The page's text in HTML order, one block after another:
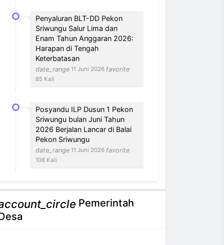
Penyaluran BLT-DD Pekon
Sriwungu Salur Lima dan
Enam Tahun Anggaran 2026:
Harapan di Tengah
Keterbatasan
date_range 11 Juni 2026 favorite
85 Kali
Posyandu ILP Dusun 1 Pekon
Sriwungu bulan Juni Tahun
2026 Berjalan Lancar di Balai
Pekon Sriwungu
date_range 11 Juni 2026 favorite
108 Kali
Pemerintah
NEVI VILANTI, S.Kom